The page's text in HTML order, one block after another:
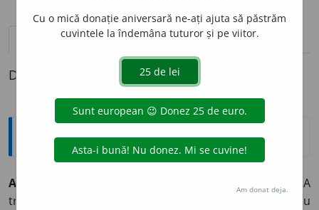
definiții (1)
Definiția cu ID-ul 331249:
Explicative DEX
A DEMULTIPLIC
A
transforma în altă mișcare de rotație mai înceată cu
Cu o mică donație aniversară ne-ați ajuta să păstrăm
cuvintele la îndemâna tuturor și pe viitor.
Am donat deja.